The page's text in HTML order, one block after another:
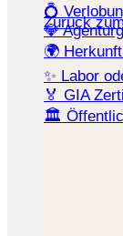
Zurück
💍
💎
🌍
✨ Labor
🏅 GIA
🏛️